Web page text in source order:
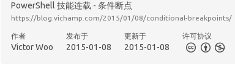
PowerShell 技能连载 - 条件断点
https://blog.vichamp.com/2015/01/08/conditional-breakpoints/
作者
Victor Woo
发布于
2015-01-08
更新于
2015-01-08
许可协议